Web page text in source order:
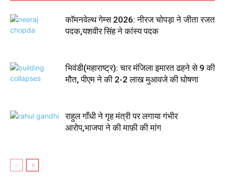
कॉमनवेल्थ गेम्स 2026: नीरज चोपड़ा ने जीता रजत
पदक,यशवीर सिंह ने कांस्य पदक
भिवंडी(महाराष्ट्र): चार मंजिला इमारत ढहने से 9 की
मौत, पीएम ने की 2-2 लाख मुआवजे की घोषणा
राहुल गाँधी ने गृह मंत्री पर लगाया गंभीर
आरोप,भाजपा ने की माफ़ी की मांग